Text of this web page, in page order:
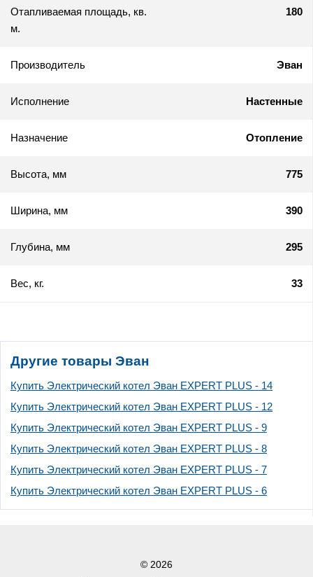
Отапливаемая площадь, кв.
м.
180
Производитель Эван
Исполнение Настенные
Назначение Отопление
Высота, мм 775
Ширина, мм 390
Глубина, мм 295
Вес, кг. 33
Другие товары Эван
Купить Электрический котел Эван EXPERT PLUS - 14
Купить Электрический котел Эван EXPERT PLUS - 12
Купить Электрический котел Эван EXPERT PLUS - 9
Купить Электрический котел Эван EXPERT PLUS - 8
Купить Электрический котел Эван EXPERT PLUS - 7
Купить Электрический котел Эван EXPERT PLUS - 6
© 2026